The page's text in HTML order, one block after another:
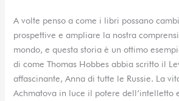
A volte penso a come i libri possano
prospettive e ampliare la nostra
mondo, e questa storia è un ottimo
di come Thomas Hobbes abbia scritto il
affascinante, Anna di tutte le Russie. La
Achmatova in luce il potere dell’intelletto